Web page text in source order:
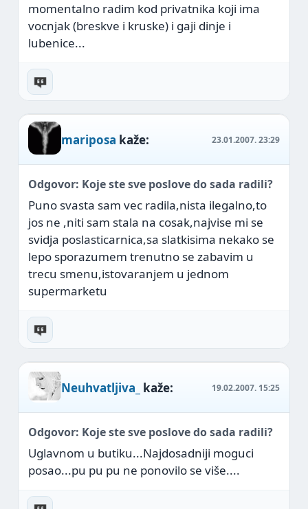
momentalno radim kod privatnika koji ima
vocnjak (breskve i kruske) i gaji dinje i
lubenice...
mariposa kaže: 23.01.2007.23:29
Odgovor: Koje ste sve poslove do sada radili?
Puno svasta sam vec radila,nista ilegalno,to
jos ne ,niti sam stala na cosak,najvise mi se
svidja poslasticarnica,sa slatkisima nekako se
lepo sporazumem trenutno se zabavim u
trecu smenu,istovaranjem u jednom
supermarketu
Neuhvatljiva_ kaže: 19.02.2007. 15:25
Odgovor: Koje ste sve poslove do sada radili?
Uglavnom u butiku...Najdosadniji moguci
posao...pu pu pu ne ponovilo se više....